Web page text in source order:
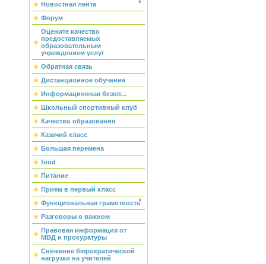
Новостная лента
Форум
Оцените качество
предоставляемых
образовательным
учреждением услуг
Обратная связь
Дистанционное обучение
Информационная безоп...
Школьный спортивный клуб
Качество образования
Казачий класс
Большая перемена
food
Питание
Прием в первый класс
Функциональная грамотность
Разговоры о важном
Правовая информация от
МВД и прокуратуры
Снижение бюрократической
нагрузки на учителей